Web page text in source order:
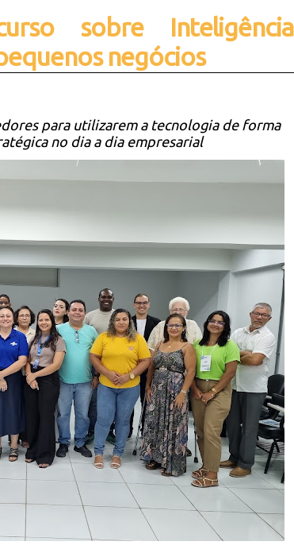
sobre Inteligência
negócios
para utilizarem a tecnologia de forma
no dia a dia empresarial